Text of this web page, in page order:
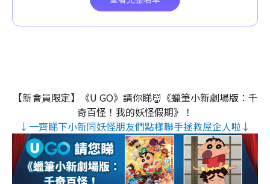
【新會員限定】《U GO》請你睇👹《蠟筆小新劇場版：千
奇百怪！我的妖怪假期》！
↓一齊睇下小新同妖怪朋友們點樣聯手拯救屋企人啦↓